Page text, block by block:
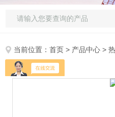
当前位置：首页 > 产品中心 >